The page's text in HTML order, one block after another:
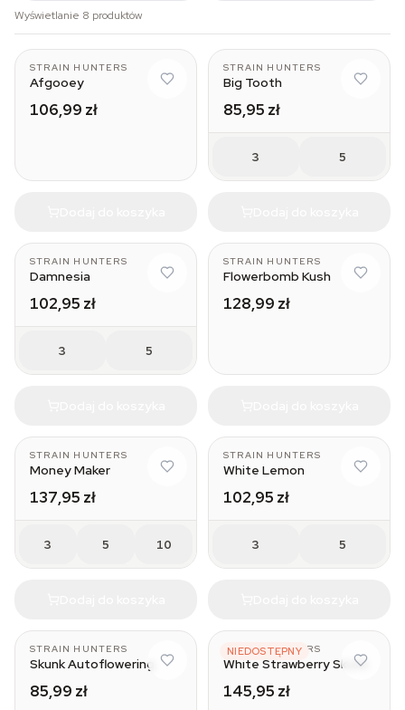
Wyświetlanie 8 produktów
STRAIN HUNTERS
Afgooey
106,99 zł
STRAIN HUNTERS
Big Tooth
85,95 zł
3 5
STRAIN HUNTERS
Damnesia
102,95 zł
3 5
STRAIN HUNTERS
Flowerbomb Kush
128,99 zł
STRAIN HUNTERS
Money Maker
137,95 zł
3 5 10
STRAIN HUNTERS
White Lemon
102,95 zł
3 5
STRAIN HUNTERS
Skunk Autoflowering
85,99 zł
NIEDOSTĘPNY
STRAIN HUNTERS
White Strawberry Skunk
145,95 zł